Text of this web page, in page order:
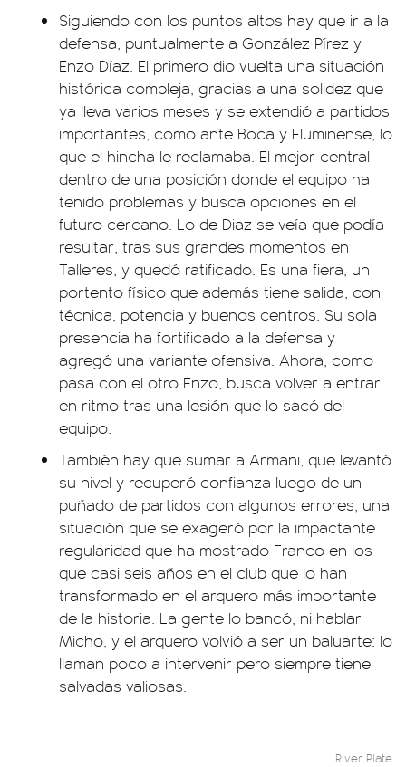
Siguiendo con los puntos altos hay que ir a la
defensa, puntualmente a González Pírez y
Enzo Díaz. El primero dio vuelta una situación
histórica compleja, gracias a una solidez que
ya lleva varios meses y se extendió a partidos
importantes, como ante Boca y Fluminense, lo
que el hincha le reclamaba. El mejor central
dentro de una posición donde el equipo ha
tenido problemas y busca opciones en el
futuro cercano. Lo de Diaz se veía que podía
resultar, tras sus grandes momentos en
Talleres, y quedó ratificado. Es una fiera, un
portento físico que además tiene salida, con
técnica, potencia y buenos centros. Su sola
presencia ha fortificado a la defensa y
agregó una variante ofensiva. Ahora, como
pasa con el otro Enzo, busca volver a entrar
en ritmo tras una lesión que lo sacó del
equipo.
También hay que sumar a Armani, que levantó
su nivel y recuperó confianza luego de un
puñado de partidos con algunos errores, una
situación que se exageró por la impactante
regularidad que ha mostrado Franco en los
que casi seis años en el club que lo han
transformado en el arquero más importante
de la historia. La gente lo bancó, ni hablar
Micho, y el arquero volvió a ser un baluarte: lo
llaman poco a intervenir pero siempre tiene
salvadas valiosas.
River Plate